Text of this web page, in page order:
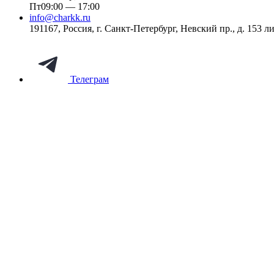
Пт09:00 — 17:00
info@charkk.ru
191167, Россия, г. Санкт-Петербург, Невский пр., д. 153
Телеграм